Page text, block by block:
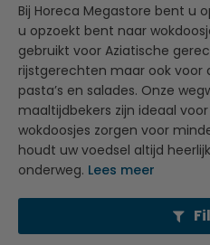
Bij Horeca Megastore bent u
u opzoekt bent naar
gebruikt voor Aziatische
rijstgerechten maar ook voor
pasta’s en salades. Onze
maaltijdbekers zijn ideaal
wokdoosjes zorgen voor
houdt uw voedsel altijd
onderweg. Lees meer